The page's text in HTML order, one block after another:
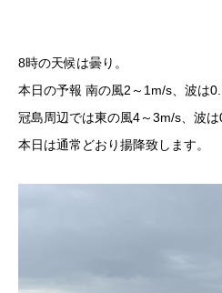
8時の天候は曇り。
本日の予報 南の風2～1m/s、波は
冠島周辺では東の風4～3m/s、波は
本日は通常どおり揚降致します。